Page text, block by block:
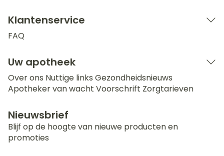
Klantenservice
FAQ
Uw apotheek
Over ons Nuttige links Gezondheidsnieuws
Apotheker van wacht Voorschrift Zorgtarieven
Nieuwsbrief
Blijf op de hoogte van nieuwe producten en
promoties